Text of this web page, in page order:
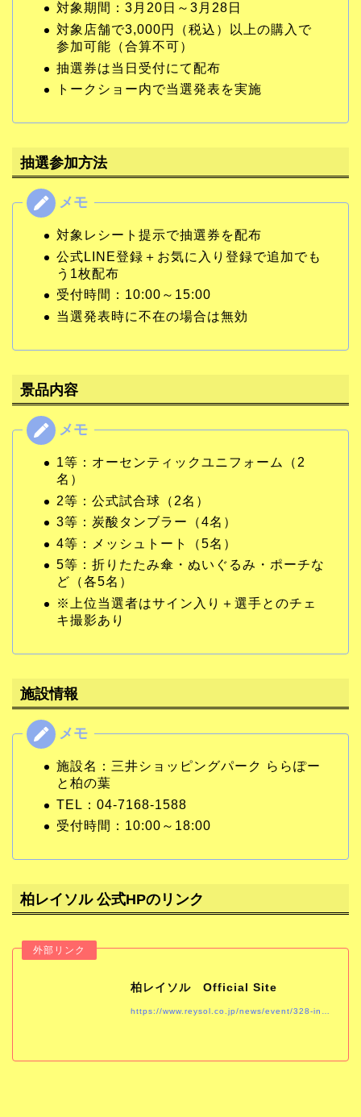
対象期間：3月20日～3月28日
対象店舗で3,000円（税込）以上の購入で
参加可能（合算不可）
抽選券は当日受付にて配布
トークショー内で当選発表を実施
抽選参加方法
対象レシート提示で抽選券を配布
公式LINE登録＋お気に入り登録で追加でも
う1枚配布
受付時間：10:00～15:00
当選発表時に不在の場合は無効
景品内容
1等：オーセンティックユニフォーム（2
名）
2等：公式試合球（2名）
3等：炭酸タンブラー（4名）
4等：メッシュトート（5名）
5等：折りたたみ傘・ぬいぐるみ・ポーチな
ど（各5名）
※上位当選者はサイン入り＋選手とのチェ
キ撮影あり
施設情報
施設名：三井ショッピングパーク ららぽー
と柏の葉
TEL：04-7168-1588
受付時間：10:00～18:00
柏レイソル 公式HPのリンク
柏レイソル Official Site